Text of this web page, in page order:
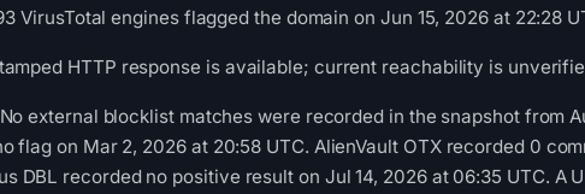
VirusTotal engines flagged the domain on Jun 15, 2026 at 22:28
HTTP response is available; current reachability is
external blocklist matches were recorded in the snapshot from
flag on Mar 2, 2026 at 20:58 UTC. AlienVault OTX recorded 0
DBL recorded no positive result on Jul 14, 2026 at 06:35 UTC. A